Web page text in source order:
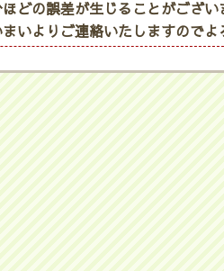
どの誤差が生じることがござい
いよりご連絡いたしますのでよ